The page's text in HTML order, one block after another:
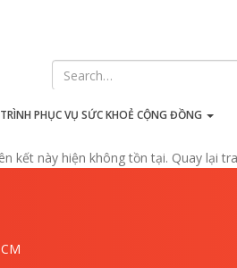
PHỤC VỤ SỨC KHOẺ CỘNG ĐỒNG
kết này hiện
kết này hiện không tồn tại. Quay lại